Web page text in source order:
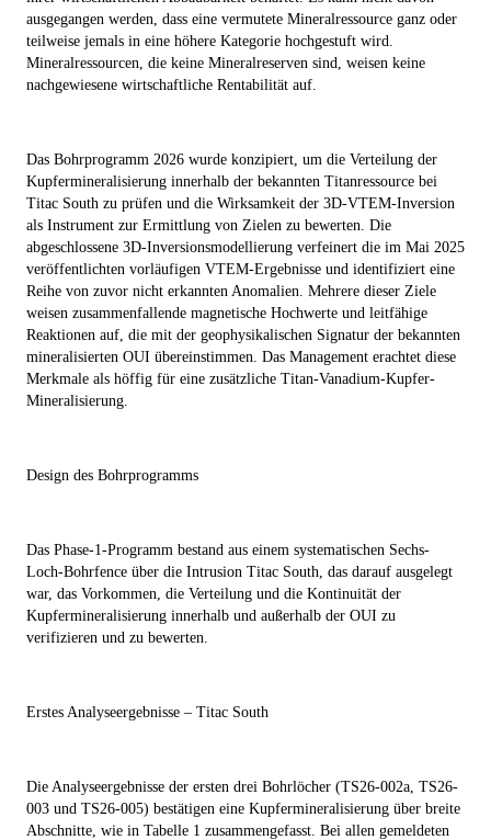
ausgegangen werden, dass eine vermutete Mineralressource ganz oder
teilweise jemals in eine höhere Kategorie hochgestuft wird.
Mineralressourcen, die keine Mineralreserven sind, weisen keine
nachgewiesene wirtschaftliche Rentabilität auf
Das Bohrprogramm 2026 wurde konzipiert, um die Verteilung der
Kupfermineralisierung innerhalb der bekannten Titanressource bei
Titac South zu prüfen und die Wirksamkeit der 3D-VTEM-Inversion
als Instrument zur Ermittlung von Zielen zu bewerten. Die
abgeschlossene 3D-Inversionsmodellierung verfeinert die im Mai 2025
veröffentlichten vorläufigen VTEM-Ergebnisse und identifiziert eine
Reihe von zuvor nicht erkannten Anomalien. Mehrere dieser Ziele
weisen zusammenfallende magnetische Hochwerte und leitfähige
Reaktionen auf, die mit der geophysikalischen Signatur der bekannten
mineralisierten OUI übereinstimmen. Das Management erachtet diese
Merkmale als höffig für eine zusätzliche Titan-Vanadium-Kupfer-
Mineralisierung.
Design des Bohrprogramms
Das Phase-1-Programm bestand aus einem systematischen Sechs-
Loch-Bohrfence über die Intrusion Titac South, das darauf ausgelegt
war, das Vorkommen, die Verteilung und die Kontinuität der
Kupfermineralisierung innerhalb und außerhalb der OUI zu
verifizieren und zu bewerten.
Erstes Analyseergebnisse – Titac South
Die Analyseergebnisse der ersten drei Bohrlöcher (TS26-002a, TS26-
003 und TS26-005) bestätigen eine Kupfermineralisierung über breite
Abschnitte, wie in Tabelle 1 zusammengefasst. Bei allen gemeldeten